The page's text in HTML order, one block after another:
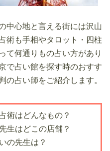
中心地と言える街には沢山
術も手相やタロット・四柱
て何通りもの占い方があり
で占い館を探す時のおすす
の占い師をご紹介します。
術はどんなもの？
生はどこの店舗？
の先生は？